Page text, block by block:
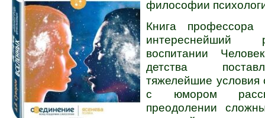
философии
Книга
интереснейший
воспитании
детства
тяжелейшие условия
с юмором
преодолении